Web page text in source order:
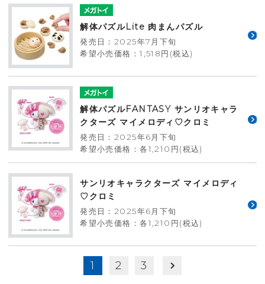
解体パズルLite 肉まんパズル
発売日：2025年7月下旬
希望小売価格：1,518円(税込)
解体パズルFANTASY サンリオキャラ
クターズ マイメロディ♡クロミ
発売日：2025年6月下旬
希望小売価格：各1,210円(税込)
サンリオキャラクターズ マイメロディ
♡クロミ
発売日：2025年6月下旬
希望小売価格：各1,210円(税込)
1 2 3